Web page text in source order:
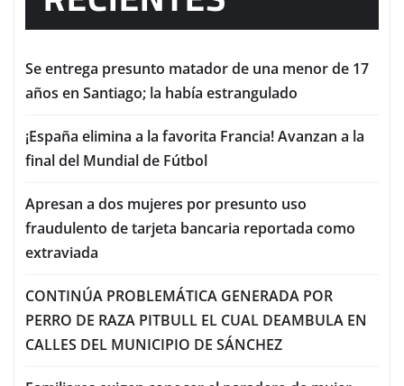
Se entrega presunto matador de una menor de 17
años en Santiago; la había estrangulado
¡España elimina a la favorita Francia! Avanzan a la
final del Mundial de Fútbol
Apresan a dos mujeres por presunto uso
fraudulento de tarjeta bancaria reportada como
extraviada
CONTINÚA PROBLEMÁTICA GENERADA POR
PERRO DE RAZA PITBULL EL CUAL DEAMBULA EN
CALLES DEL MUNICIPIO DE SÁNCHEZ